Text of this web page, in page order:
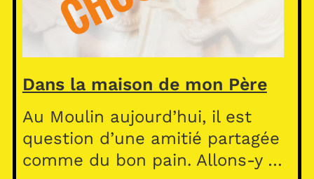
Dans la maison de mon Père
Au Moulin aujourd’hui, il est
question d’une amitié partagée
comme du bon pain. Allons-y …